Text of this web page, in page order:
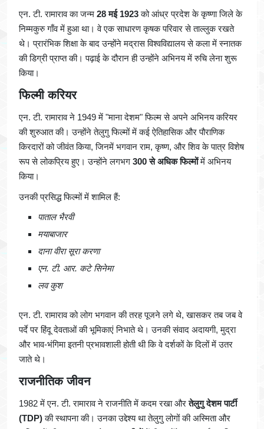
एन. टी. रामाराव का जन्म 28 मई 1923को आंध्र प्रदेश के कृष्णा जिले के
निम्मकुरु गाँव में हुआ था। वे एक साधारण कृषक परिवार से ताल्लुक रखते
थे। प्रारंभिक शिक्षा के बाद उन्होंने मद्रास विश्वविद्यालय से कला में स्नातक
की डिग्री प्राप्त की। पढ़ाई के दौरान ही उन्होंने अभिनय में रुचि लेना शुरू
किया।
फिल्मी करियर
एन. टी. रामाराव ने 1949 में "माना देशम" फिल्म से अपने अभिनय करियर
की शुरुआत की। उन्होंने तेलुगु फिल्मों में कई ऐतिहासिक और पौराणिक
किरदारों को जीवंत किया, जिनमें भगवान राम, कृष्ण, और शिव के पात्र विशेष
रूप से लोकप्रिय हुए। उन्होंने लगभग 300 से अधिक फिल्मोंमें अभिनय
किया।
उनकी प्रसिद्ध फिल्मों में शामिल हैं:
पाताल भैरवी
मयाबाजार
दाना वीरा सूरा करणा
एन. टी. आर. कटे सिनेमा
लव कुश
एन. टी. रामाराव को लोग भगवान की तरह पूजने लगे थे, खासकर तब जब वे
पर्दे पर हिंदू देवताओं की भूमिकाएं निभाते थे। उनकी संवाद अदायगी, मुद्रा
और भाव-भंगिमा इतनी प्रभावशाली होती थी कि वे दर्शकों के दिलों में उतर
जाते थे।
राजनीतिक जीवन
1982 में एन. टी. रामाराव ने राजनीति में कदम रखा औरतेलुगु देशम पार्टी
(TDP)की स्थापना की। उनका उद्देश्य था तेलुगु लोगों की अस्मिता और